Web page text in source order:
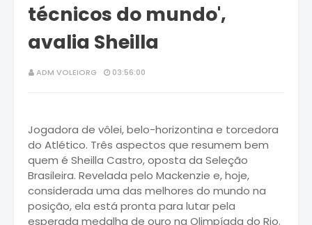
técnicos do mundo',
avalia Sheilla
ADM VOLEIORG 03:56:00
Jogadora de vôlei, belo-horizontina e torcedora
do Atlético. Três aspectos que resumem bem
quem é Sheilla Castro, oposta da Seleção
Brasileira. Revelada pelo Mackenzie e, hoje,
considerada uma das melhores do mundo na
posição, ela está pronta para lutar pela
esperada medalha de ouro na Olimpíada do Rio.